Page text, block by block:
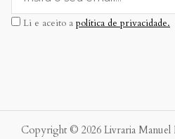
Li e aceito a política de privacidade.
Copyright © 2026 Livraria